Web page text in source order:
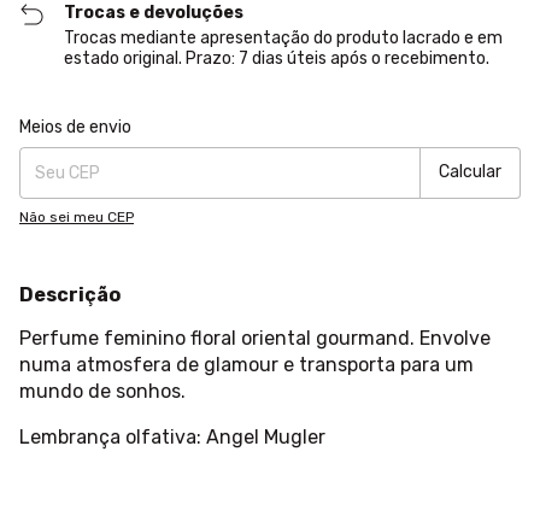
Trocas e devoluções
Trocas mediante apresentação do produto lacrado e em
estado original. Prazo: 7 dias úteis após o recebimento.
Entregas para o CEP:
Meios de envio
Calcular
Não sei meu CEP
Descrição
Perfume feminino floral oriental gourmand. Envolve
numa atmosfera de glamour e transporta para um
mundo de sonhos.
Lembrança olfativa: Angel Mugler